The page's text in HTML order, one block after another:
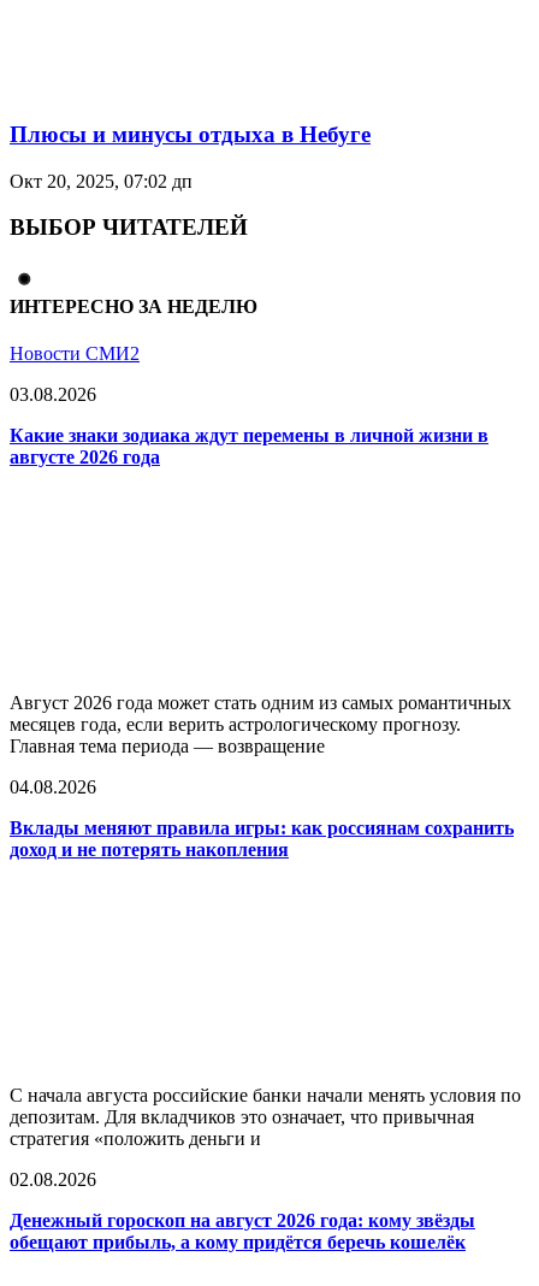
Плюсы и минусы отдыха в Небуге
Окт 20, 2025, 07:02 дп
ВЫБОР ЧИТАТЕЛЕЙ
ИНТЕРЕСНО ЗА НЕДЕЛЮ
Новости СМИ2
03.08.2026
Какие знаки зодиака ждут перемены в личной жизни в
августе 2026 года
Август 2026 года может стать одним из самых романтичных
месяцев года, если верить астрологическому прогнозу.
Главная тема периода — возвращение
04.08.2026
Вклады меняют правила игры: как россиянам сохранить
доход и не потерять накопления
С начала августа российские банки начали менять условия по
депозитам. Для вкладчиков это означает, что привычная
стратегия «положить деньги и
02.08.2026
Денежный гороскоп на август 2026 года: кому звёзды
обещают прибыль, а кому придётся беречь кошелёк